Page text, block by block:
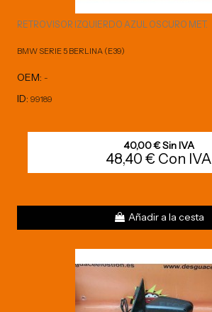
RETROVISOR IZQUIERDO AZUL OSCURO MET.
BMW SERIE 5 BERLINA (E39)
OEM: -
ID: 99189
40,00 € Sin IVA
48,40 € Con IVA
Añadir a la cesta